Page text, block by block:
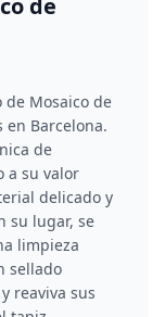
de Mosaico de
en Barcelona.
de
a su valor
delicado y
su lugar, se
limpieza
sellado
reaviva sus